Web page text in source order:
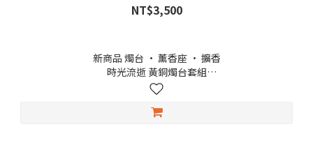
NT$3,500
新商品 燭台 · 薰香座 · 擴香
時光流逝 黃銅燭台套組
這是一款能以聲音傳遞時間流逝的特別燭台套組，隨著蠟燭的慢
燭台部分以富山縣高岡市傳承已久的黃銅鑄造與金屬加工技術打